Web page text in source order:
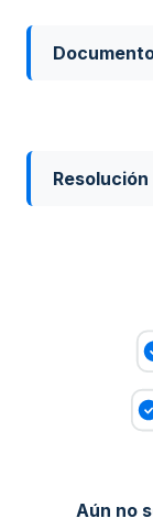
Resolución
Aún no